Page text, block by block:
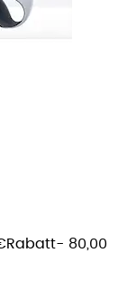
Rabatt- 80,00